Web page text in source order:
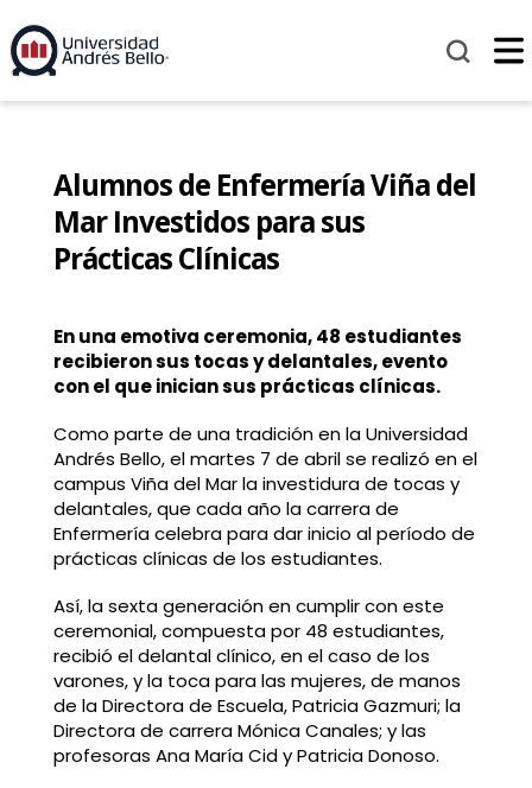
Alumnos de Enfermería Viña del
Mar Investidos para sus
Prácticas Clínicas
En una emotiva ceremonia, 48 estudiantes
recibieron sus tocas y delantales, evento
con el que inician sus prácticas clínicas.
Como parte de una tradición en la Universidad
Andrés Bello, el martes 7 de abril se realizó en el
campus Viña del Mar la investidura de tocas y
delantales, que cada año la carrera de
Enfermería celebra para dar inicio al período de
prácticas clínicas de los estudiantes.
Así, la sexta generación en cumplir con este
ceremonial, compuesta por 48 estudiantes,
recibió el delantal clínico, en el caso de los
varones, y la toca para las mujeres, de manos
de la Directora de Escuela, Patricia Gazmuri; la
Directora de carrera Mónica Canales; y las
profesoras Ana María Cid y Patricia Donoso.